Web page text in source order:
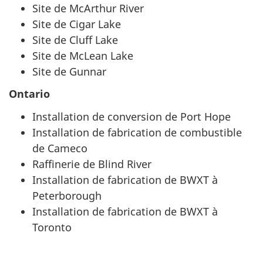
Site de McArthur River
Site de Cigar Lake
Site de Cluff Lake
Site de McLean Lake
Site de Gunnar
Ontario
Installation de conversion de Port Hope
Installation de fabrication de combustible
de Cameco
Raffinerie de Blind River
Installation de fabrication de BWXT à
Peterborough
Installation de fabrication de BWXT à
Toronto